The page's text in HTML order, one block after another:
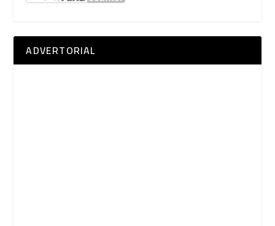
ADVERTORIAL